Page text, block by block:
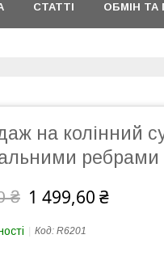
СТАТТІ ОБМІН ТА
на колінний
ребрами
₴ 1 499,60 ₴
Код: R6201